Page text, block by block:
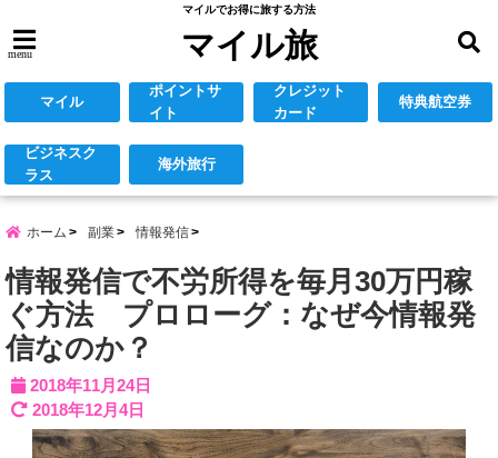
マイルでお得に旅する方法
menu マイル旅
マイル
ポイントサ
イト
クレジット
カード
特典航空券
ビジネスク
ラス
海外旅行
ホーム 副業 情報発信
情報発信で不労所得を毎月30万円稼
ぐ方法 プロローグ：なぜ今情報発
信なのか？
2018年11月24日
2018年12月4日